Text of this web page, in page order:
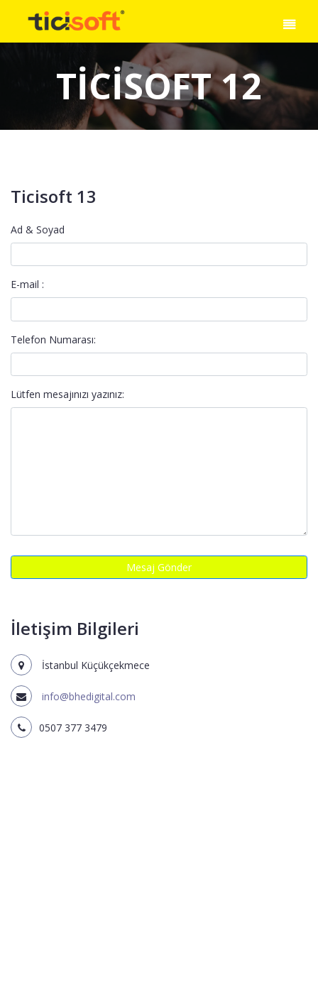
TICISOFT 12
Ticisoft 13
Ad & Soyad
E-mail :
Telefon Numarası:
Lütfen mesajınızı yazınız:
Mesaj Gönder
İletişim Bilgileri
İstanbul Küçükçekmece
info@bhedigital.com
0507 377 3479